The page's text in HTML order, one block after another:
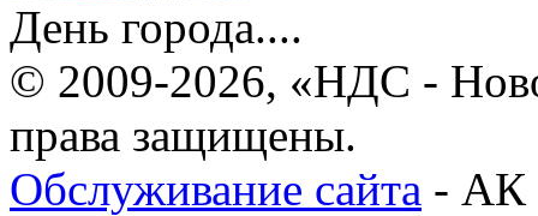
День города....
© 2009-2026, «НДС -
права защищены.
Обслуживание сайта - АК